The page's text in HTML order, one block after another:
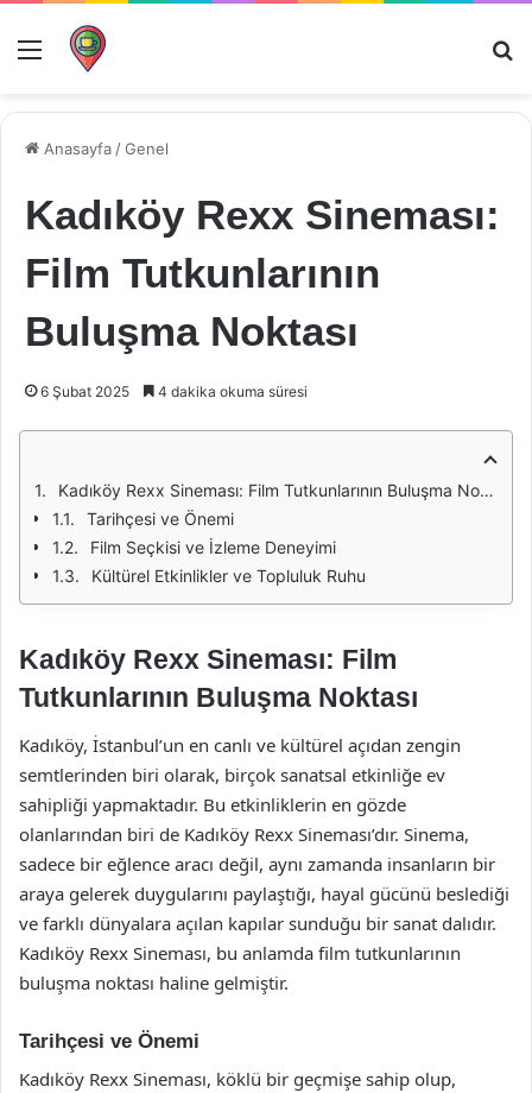
Menü
Anasayfa /Genel
Kadıköy Rexx Sineması:
Film Tutkunlarının
Buluşma Noktası
6 Şubat 2025 4 dakika okuma süresi
Kadıköy Rexx Sineması: Film Tutkunlarının Buluşma Noktası
Tarihçesi ve Önemi
Film Seçkisi ve İzleme Deneyimi
Kültürel Etkinlikler ve Topluluk Ruhu
Kadıköy Rexx Sineması: Film
Tutkunlarının Buluşma Noktası
Kadıköy, İstanbul’un en canlı ve kültürel açıdan zengin
semtlerinden biri olarak, birçok sanatsal etkinliğe ev
sahipliği yapmaktadır. Bu etkinliklerin en gözde
olanlarından biri de Kadıköy Rexx Sineması’dır. Sinema,
sadece bir eğlence aracı değil, aynı zamanda insanların bir
araya gelerek duygularını paylaştığı, hayal gücünü beslediği
ve farklı dünyalara açılan kapılar sunduğu bir sanat dalıdır.
Kadıköy Rexx Sineması, bu anlamda film tutkunlarının
buluşma noktası haline gelmiştir.
Tarihçesi ve Önemi
Kadıköy Rexx Sineması, köklü bir geçmişe sahip olup,